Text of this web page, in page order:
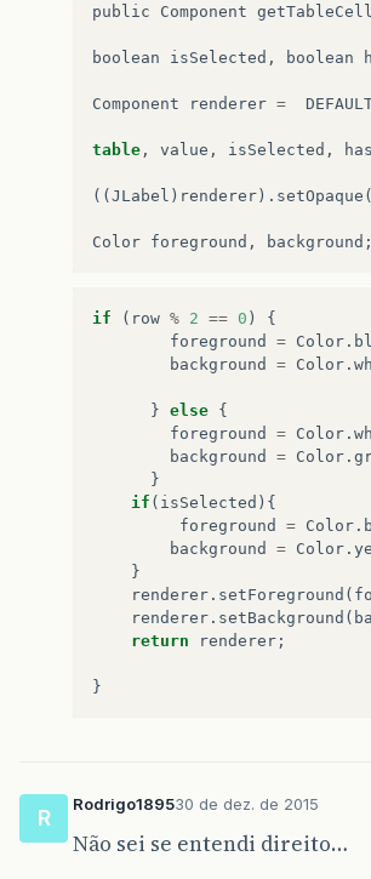
public Object getValueAt(int
// posiÃ§Ã£o do
// primeiro vamos
// faÃ§amos um switch
case
0 :
case
1:
return e .
case
3:
return
e getLoja
4 :
5:
return e.
case
return e .
case
7:
public Component
boolean isSelected , boolean
Component renderer =
table , value , isSelected ,
((JLabel ) renderer). setOpaque (
Color foreground , background ;
if ( row % 2 == 0 )
{
foreground
= Color .
background
= Color .
} else {
foreground
= Color .
background
= Color .
}
if ( isSelected ){
foreground
= Color .
background
= Color .
}
renderer . setForeground (
renderer . setBackground (
return
renderer ;
}
R
Rodrigo189530 de dez. de 2015
Não sei se entendi direito…